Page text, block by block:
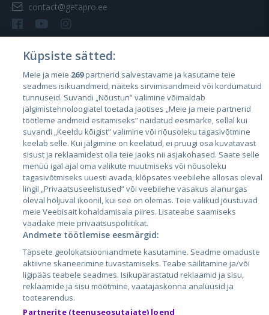
contact@getapro.ee
Страны
Эстония
Латвия
Литва
City24.lv
City24.ee
GetaPro.lv
GetaPro.ee
CVbankas.lt
Kainos.lt
Paslaugos.lt
auto24.ee
Küpsiste sätted:
Meie ja meie 269partnerid salvestavame ja kasutame teie
seadmes isikuandmeid, näiteks sirvimisandmeid või kordumatuid
tunnuseid. Suvandi „Nõustun” valimine võimaldab
jälgimistehnoloogiatel toetada jaotises „Meie ja meie partnerid
töötleme andmeid esitamiseks” näidatud eesmärke, sellal kui
suvandi „Keeldu kõigist” valimine või nõusoleku tagasivõtmine
keelab selle. Kui jälgimine on keelatud, ei pruugi osa kuvatavast
sisust ja reklaamidest olla teie jaoks nii asjakohased. Saate selle
menüü igal ajal oma valikute muutmiseks või nõusoleku
tagasivõtmiseks uuesti avada, klõpsates veebilehe allosas oleval
lingil „Privaatsuseelistused” või veebilehe vasakus alanurgas
oleval hõljuval ikoonil, kui see on olemas. Teie valikud jõustuvad
meie Veebisait kohaldamisala piires. Lisateabe saamiseks
vaadake meie privaatsuspoliitikat.
Andmete töötlemise eesmärgid:
Täpsete geolokatsiooniandmete kasutamine. Seadme omaduste
aktiivne skaneerimine tuvastamiseks. Teabe säilitamine ja/või
ligipääs teabele seadmes. Isikupärastatud reklaamid ja sisu,
reklaamide ja sisu mõõtmine, vaatajaskonna analüüsid ja
tootearendus.
Partnerite (teenuseosutajate) loend